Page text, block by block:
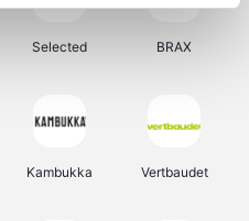
Selected BRAX
Kambukka Vertbaudet